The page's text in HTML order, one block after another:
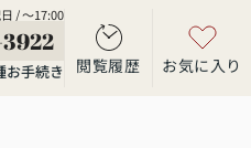
/ ～17:00
お手続き 閲覧履歴 お気に入り